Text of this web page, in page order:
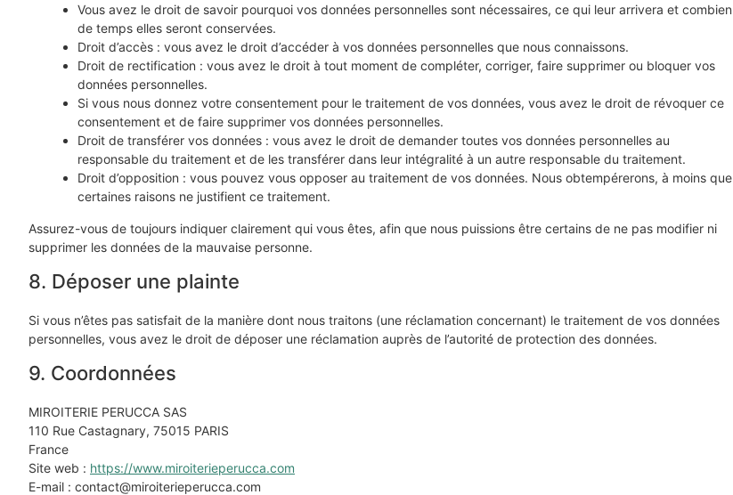
Vous avez le droit de savoir pourquoi vos données personnelles sont nécessaires, ce qui leur arrivera et combien
de temps elles seront conservées.
Droit d’accès : vous avez le droit d’accéder à vos données personnelles que nous connaissons.
Droit de rectification : vous avez le droit à tout moment de compléter, corriger, faire supprimer ou bloquer vos
données personnelles.
Si vous nous donnez votre consentement pour le traitement de vos données, vous avez le droit de révoquer ce
consentement et de faire supprimer vos données personnelles.
Droit de transférer vos données : vous avez le droit de demander toutes vos données personnelles au
responsable du traitement et de les transférer dans leur intégralité à un autre responsable du traitement.
Droit d’opposition : vous pouvez vous opposer au traitement de vos données. Nous obtempérerons, à moins que
certaines raisons ne justifient ce traitement.
Assurez-vous de toujours indiquer clairement qui vous êtes, afin que nous puissions être certains de ne pas modifier ni
supprimer les données de la mauvaise personne.
8. Déposer une plainte
Si vous n’êtes pas satisfait de la manière dont nous traitons (une réclamation concernant) le traitement de vos données
personnelles, vous avez le droit de déposer une réclamation auprès de l’autorité de protection des données.
9. Coordonnées
MIROITERIE PERUCCA SAS
110 Rue Castagnary, 75015 PARIS
France
Site web : https://www.miroiterieperucca.com
E-mail : contact@miroiterieperucca.com